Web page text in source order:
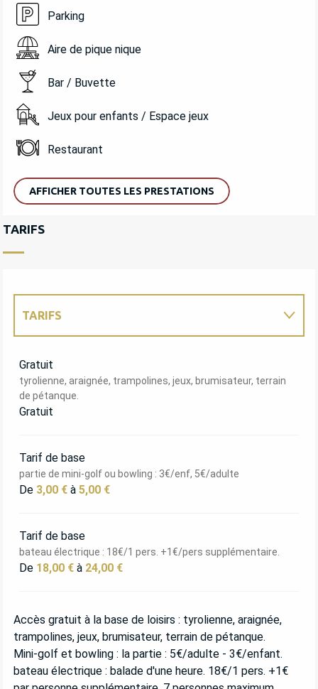
Parking
Aire de pique nique
Bar / Buvette
Jeux pour enfants / Espace jeux
Restaurant
AFFICHER TOUTES LES PRESTATIONS
TARIFS
TARIFS
Gratuit
tyrolienne, araignée, trampolines, jeux, brumisateur, terrain
de pétanque.
Gratuit
Tarif de base
partie de mini-golf ou bowling : 3€/enf, 5€/adulte
De 3,00 € à 5,00 €
Tarif de base
bateau électrique : 18€/1 pers. +1€/pers supplémentaire.
De 18,00 € à 24,00 €
Accès gratuit à la base de loisirs : tyrolienne, araignée,
trampolines, jeux, brumisateur, terrain de pétanque.
Mini-golf et bowling : la partie : 5€/adulte - 3€/enfant.
bateau électrique : balade d'une heure. 18€/1 pers. +1€